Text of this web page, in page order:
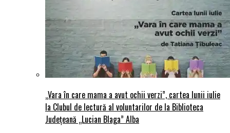
„Vara în care mama a avut ochii verzi”, cartea lunii iulie
la Clubul de lectură al voluntarilor de la Biblioteca
Județeană „Lucian Blaga” Alba